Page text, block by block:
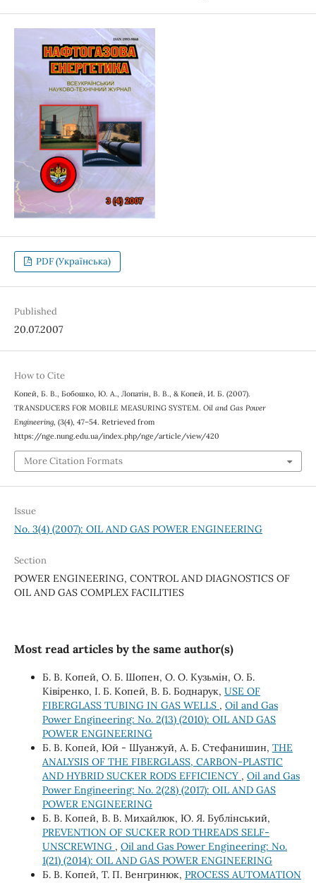
PDF (Українська)
Published
20.07.2007
How to Cite
Копей, Б. В., Бобошко, Ю. А., Лопатін, В. В., & Копей, И. Б. (2007).
TRANSDUCERS FOR MOBILE MEASURING SYSTEM. Oil and Gas Power
Engineering, (3(4), 47–54. Retrieved from
https://nge.nung.edu.ua/index.php/nge/article/view/420
More Citation Formats
Issue
No. 3(4) (2007): OIL AND GAS POWER ENGINEERING
Section
POWER ENGINEERING, CONTROL AND DIAGNOSTICS OF
OIL AND GAS COMPLEX FACILITIES
Most read articles by the same author(s)
Б. В. Копей, О. Б. Шопен, О. О. Кузьмін, О. Б.
Ківіренко, І. Б. Копей, В. Б. Боднарук, USE OF
FIBERGLASS TUBING IN GAS WELLS , Oil and Gas
Power Engineering: No. 2(13) (2010): OIL AND GAS
POWER ENGINEERING
Б. В. Копей, Юй - Шуанжуй, А. Б. Стефанишин, THE
ANALYSIS OF THE FIBERGLASS, CARBON-PLASTIC
AND HYBRID SUCKER RODS EFFICIENCY , Oil and Gas
Power Engineering: No. 2(28) (2017): OIL AND GAS
POWER ENGINEERING
Б. В. Копей, В. В. Михайлюк, Ю. Я. Бублінський,
PREVENTION OF SUCKER ROD THREADS SELF-
UNSCREWING , Oil and Gas Power Engineering: No.
1(21) (2014): OIL AND GAS POWER ENGINEERING
Б. В. Копей, Т. П. Венгринюк, PROCESS AUTOMATION